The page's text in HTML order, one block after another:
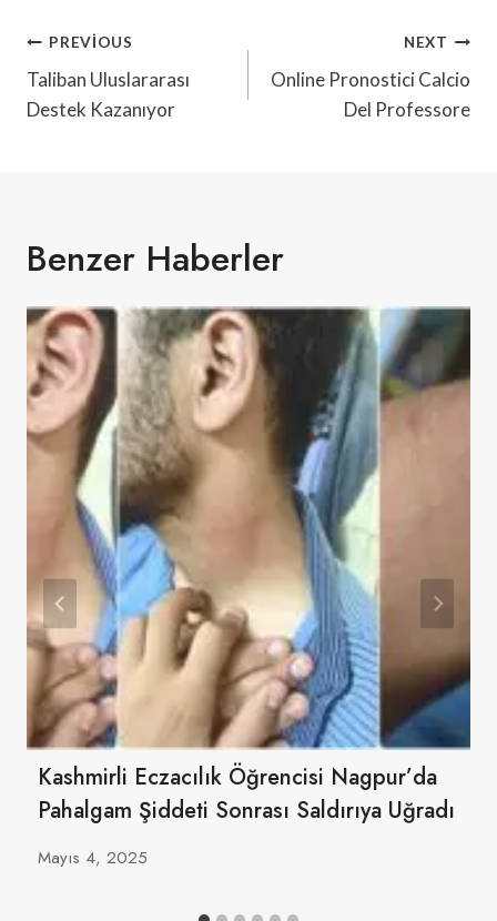
Yazı
Gezinmesi
PREVIOUS
Taliban Uluslararası
Destek Kazanıyor
NEXT
Online Pronostici Calcio
Del Professore
Benzer Haberler
Kashmirli Eczacılık Öğrencisi Nagpur’da
Pahalgam Şiddeti Sonrası Saldırıya Uğradı
Mayıs 4, 2025